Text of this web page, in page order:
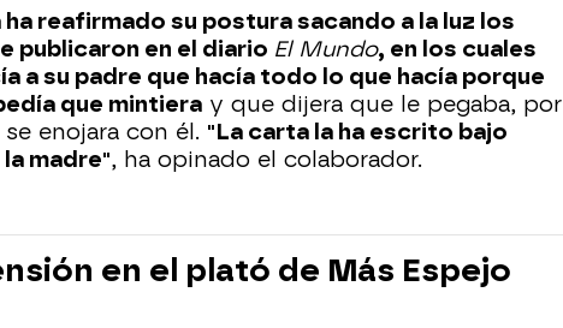
reafirmado su postura sacando a la luz los
publicaron en el diario El Mundo, en los cuales
a su padre que hacía todo lo que hacía porque
que mintiera y que dijera que le pegaba, por
enojara con él. "La carta la ha escrito bajo
madre", ha opinado el colaborador.
en el plató de Más Espejo